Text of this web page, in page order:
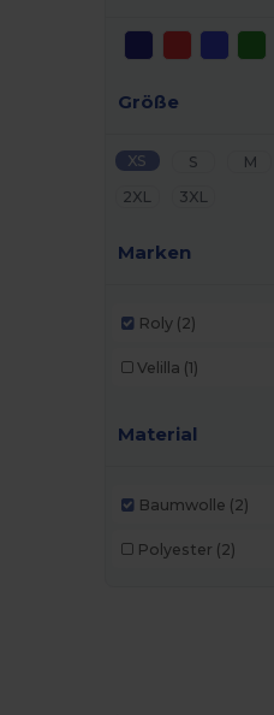
Größe
XS S M
2XL
3XL
Marken
Roly (2)
Velilla (1)
Material
Baumwolle (2)
Polyester (2)